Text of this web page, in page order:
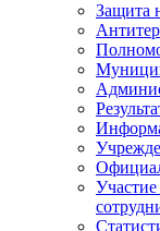
Защита